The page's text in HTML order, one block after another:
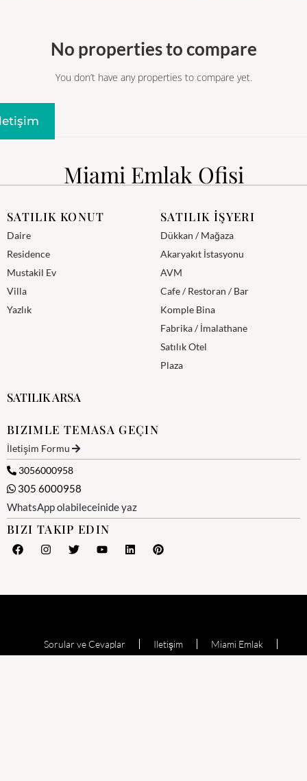
No properties to compare
You don’t have any properties to compare yet.
Miami Emlak Ofisi
SATILIK KONUT
Daire
Residence
Mustakil Ev
Villa
Yazlık
SATILIK İŞYERI
Dükkan / Mağaza
Akaryakıt İstasyonu
AVM
Cafe / Restoran / Bar
Komple Bina
Fabrika / İmalathane
Satılık Otel
Plaza
SATILIK ARSA
BIZIMLE TEMASA GEÇIN
İletişim Formu
3056000958
305 6000958
WhatsApp olabileceinide yaz
BIZI TAKIP EDIN
Sorular ve Cevaplar Iletişim Miami Emlak